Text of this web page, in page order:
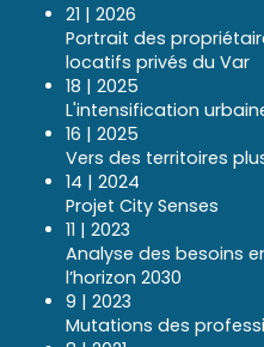
21 | 2026
Portrait des
locatifs privés du Var
18 | 2025
L'intensification
16 | 2025
Vers des territoires
14 | 2024
Projet City Senses
11 | 2023
Analyse des besoins
l’horizon 2030
9 | 2023
Mutations des